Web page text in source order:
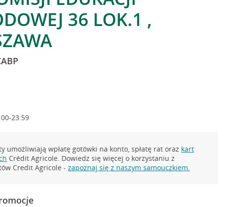
36 LOK.1 ,
23:59
umożliwiają wpłatę gotówki na konto, spłatę rat oraz kart
Crédit Agricole. Dowiedz się więcej o korzystaniu z
Credit Agricole -zapoznaj się z naszym samouczkiem.